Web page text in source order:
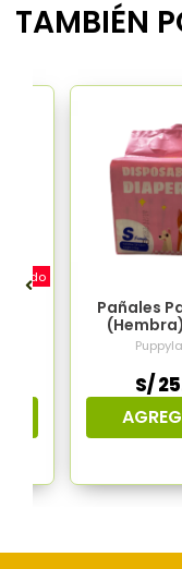
TAMBIÉN
Pañales
SMALL
S/